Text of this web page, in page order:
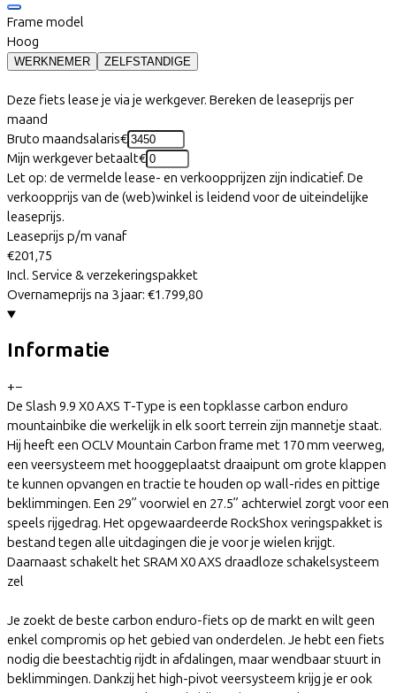
Frame model
Hoog
WERKNEMER ZELFSTANDIGE
Deze fiets lease je via je werkgever. Bereken de leaseprijs per
maand
Bruto maandsalaris€
Mijn werkgever betaalt€
Let op: de vermelde lease- en verkoopprijzen zijn indicatief. De
verkoopprijs van de (web)winkel is leidend voor de uiteindelijke
leaseprijs.
Leaseprijs p/m vanaf
€201,75
Incl. Service & verzekeringspakket
Overnameprijs na 3 jaar: €1.799,80
Informatie
+−
De Slash 9.9 X0 AXS T-Type is een topklasse carbon enduro
mountainbike die werkelijk in elk soort terrein zijn mannetje staat.
Hij heeft een OCLV Mountain Carbon frame met 170 mm veerweg,
een veersysteem met hooggeplaatst draaipunt om grote klappen
te kunnen opvangen en tractie te houden op wall-rides en pittige
beklimmingen. Een 29” voorwiel en 27.5” achterwiel zorgt voor een
speels rijgedrag. Het opgewaardeerde RockShox veringspakket is
bestand tegen alle uitdagingen die je voor je wielen krijgt.
Daarnaast schakelt het SRAM X0 AXS draadloze schakelsysteem
zel
Je zoekt de beste carbon enduro-fiets op de markt en wilt geen
enkel compromis op het gebied van onderdelen. Je hebt een fiets
nodig die beestachtig rijdt in afdalingen, maar wendbaar stuurt in
beklimmingen. Dankzij het high-pivot veersysteem krijg je er ook